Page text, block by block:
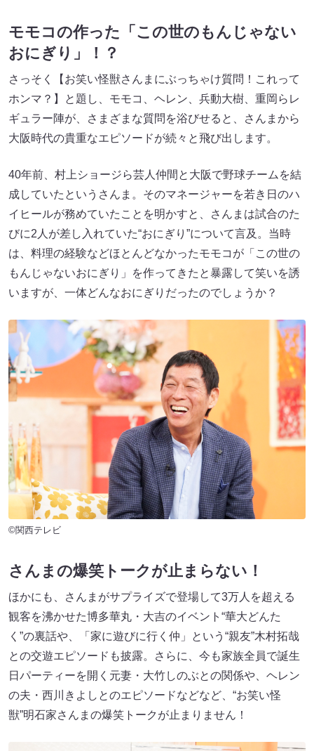
モモコの作った「この世のもんじゃない
おにぎり」！？
さっそく【お笑い怪獣さんまにぶっちゃけ質問！これって
ホンマ？】と題し、モモコ、ヘレン、兵動大樹、重岡らレ
ギュラー陣が、さまざまな質問を浴びせると、さんまから
大阪時代の貴重なエピソードが続々と飛び出します。
40年前、村上ショージら芸人仲間と大阪で野球チームを結
成していたというさんま。そのマネージャーを若き日のハ
イヒールが務めていたことを明かすと、さんまは試合のた
びに2人が差し入れていた“おにぎり”について言及。当時
は、料理の経験などほとんどなかったモモコが「この世の
もんじゃないおにぎり」を作ってきたと暴露して笑いを誘
いますが、一体どんなおにぎりだったのでしょうか？
©関西テレビ
さんまの爆笑トークが止まらない！
ほかにも、さんまがサプライズで登場して3万人を超える
観客を沸かせた博多華丸・大吉のイベント“華大どんた
く”の裏話や、「家に遊びに行く仲」という“親友”木村拓哉
との交遊エピソードも披露。さらに、今も家族全員で誕生
日パーティーを開く元妻・大竹しのぶとの関係や、ヘレン
の夫・西川きよしとのエピソードなどなど、“お笑い怪
獣”明石家さんまの爆笑トークが止まりません！